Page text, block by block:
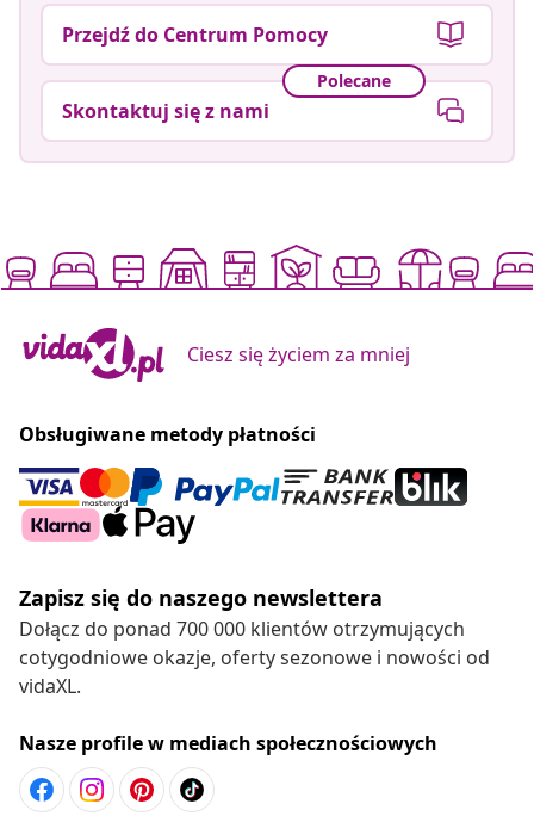
Przejdź do Centrum Pomocy
Polecane
Skontaktuj się z nami
Ciesz się życiem za mniej
Obsługiwane metody płatności
Zapisz się do naszego newslettera
Dołącz do ponad 700 000 klientów otrzymujących
cotygodniowe okazje, oferty sezonowe i nowości od
vidaXL.
Nasze profile w mediach społecznościowych